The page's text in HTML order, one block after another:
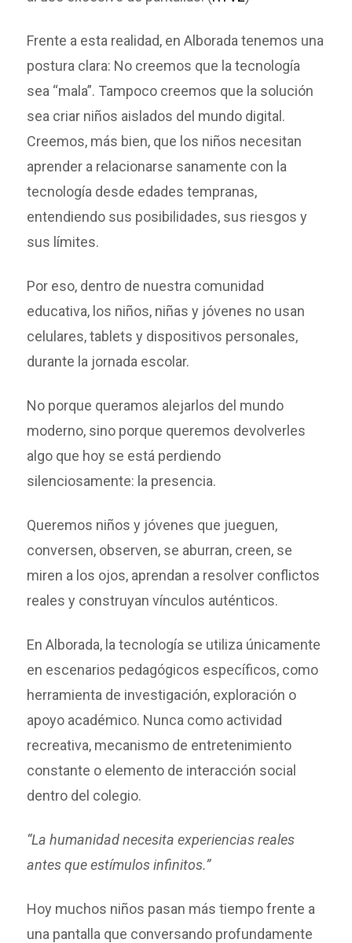
Frente a esta realidad, en Alborada tenemos una
postura clara: No creemos que la tecnología
sea “mala”. Tampoco creemos que la solución
sea criar niños aislados del mundo digital.
Creemos, más bien, que los niños necesitan
aprender a relacionarse sanamente con la
tecnología desde edades tempranas,
entendiendo sus posibilidades, sus riesgos y
sus límites.
Por eso, dentro de nuestra comunidad
educativa, los niños, niñas y jóvenes no usan
celulares, tablets y dispositivos personales,
durante la jornada escolar.
No porque queramos alejarlos del mundo
moderno, sino porque queremos devolverles
algo que hoy se está perdiendo
silenciosamente: la presencia.
Queremos niños y jóvenes que jueguen,
conversen, observen, se aburran, creen, se
miren a los ojos, aprendan a resolver conflictos
reales y construyan vínculos auténticos.
En Alborada, la tecnología se utiliza únicamente
en escenarios pedagógicos específicos, como
herramienta de investigación, exploración o
apoyo académico. Nunca como actividad
recreativa, mecanismo de entretenimiento
constante o elemento de interacción social
dentro del colegio.
“La humanidad necesita experiencias reales
antes que estímulos infinitos.”
Hoy muchos niños pasan más tiempo frente a
una pantalla que conversando profundamente